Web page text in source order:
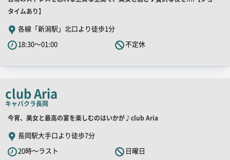
舗
PR
キ
ャ
ピ
ー
タイムあり】
各線「新潟駅」北口より徒歩1分
18:30～01:00
不定休
club Aria
キャバクラ長岡
店
舗
PR
キ
今宵、美女と最高の宴を楽しむのはいかが♪club Aria
長岡駅大手口より徒歩7分
20時～ラスト
日曜日